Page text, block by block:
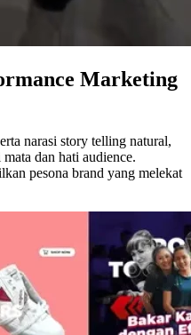
Marketing
narasi story telling natural,
dan hati audience.
pesona brand yang melekat